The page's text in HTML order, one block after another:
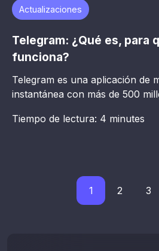
Actualizaciones
Telegram: ¿Qué es, para
funciona?
Telegram es una aplicación de
instantánea con más de 500
Tiempo de lectura: 4 minutes
1 2 3